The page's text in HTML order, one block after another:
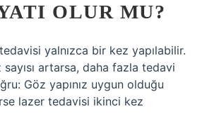
OLUR MU?
yalnızca bir kez yapılabilir.
artarsa, daha fazla tedavi
Göz yapınız uygun olduğu
lazer tedavisi ikinci kez